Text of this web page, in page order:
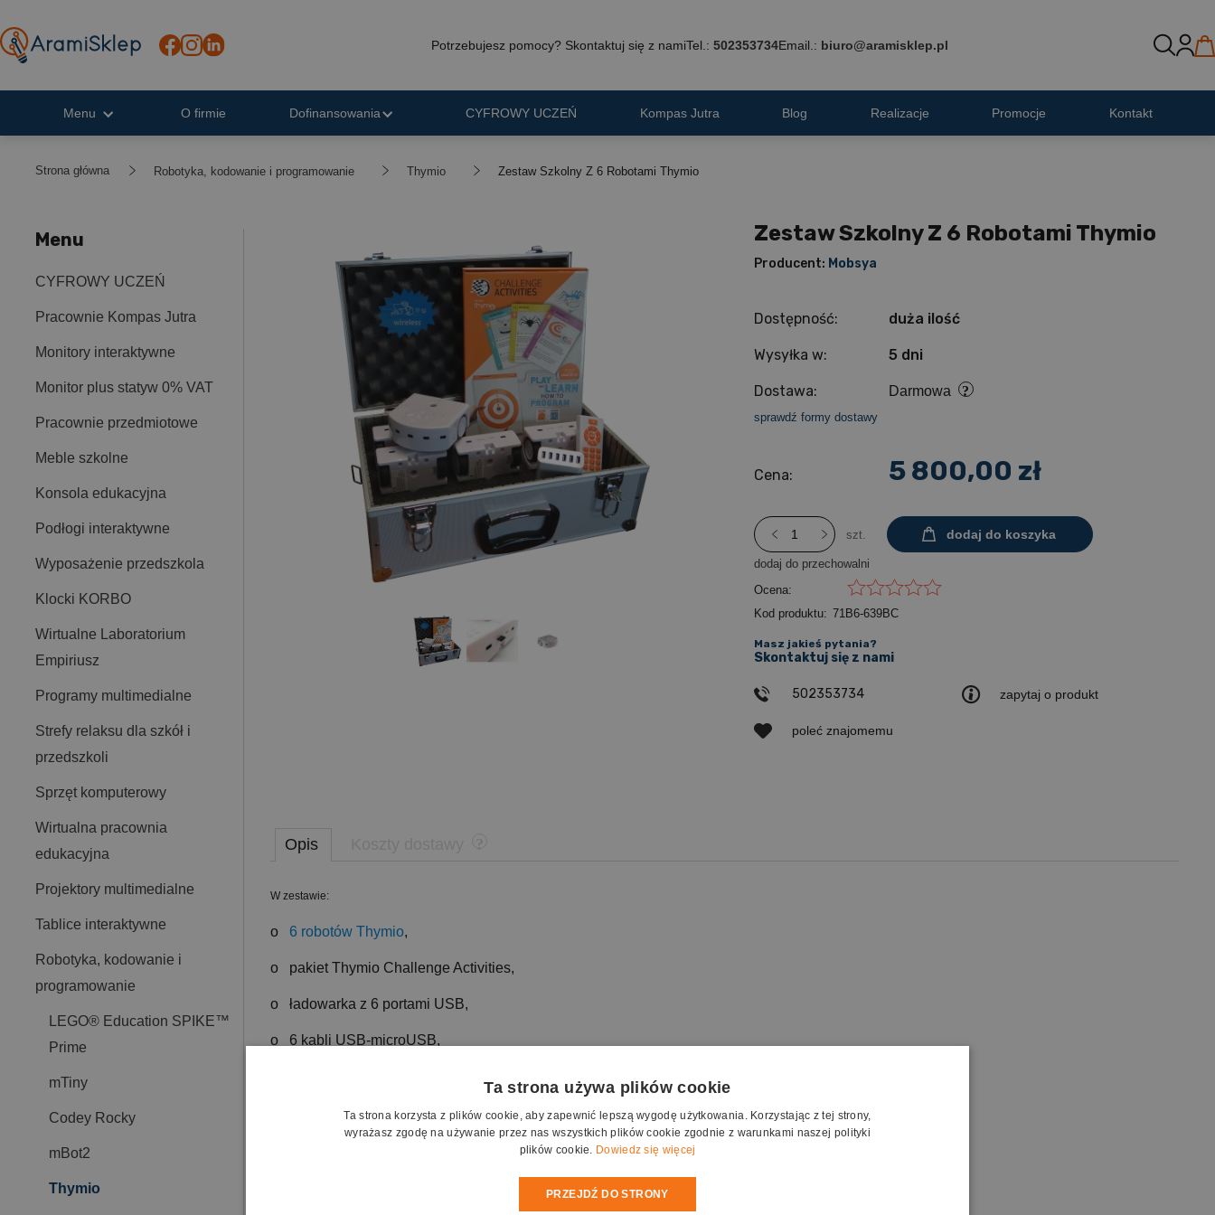
Potrzebujesz pomocy? Skontaktuj się z namiTel.: 502353734Email.: biuro@aramisklep.pl
Menu O firmie Dofinansowania CYFROWY UCZEŃ Kompas Jutra Blog Realizacje Promocje Kontakt
Strona główna Robotyka, kodowanie i programowanie Thymio Zestaw Szkolny Z 6 Robotami Thymio
Menu
CYFROWY UCZEŃ
Pracownie Kompas Jutra
Monitory interaktywne
Monitor plus statyw 0% VAT
Pracownie przedmiotowe
Meble szkolne
Konsola edukacyjna
Podłogi interaktywne
Wyposażenie przedszkola
Klocki KORBO
Wirtualne Laboratorium
Empiriusz
Programy multimedialne
Strefy relaksu dla szkół i
przedszkoli
Sprzęt komputerowy
Wirtualna pracownia
edukacyjna
Projektory multimedialne
Tablice interaktywne
Robotyka, kodowanie i
programowanie
LEGO® Education SPIKE™
Prime
mTiny
Codey Rocky
mBot2
Thymio
Zestaw Szkolny Z 6 Robotami Thymio
Producent: Mobsya
Dostępność: duża ilość
Wysyłka w: 5 dni
Dostawa: Darmowa
sprawdź formy dostawy
Cena: 5 800,00 zł
szt. dodaj do koszyka
dodaj do przechowalni
Ocena:
Kod produktu: 71B6-639BC
zapytaj o produkt
poleć znajomemu
Masz jakieś pytania?
Skontaktuj się z nami
502353734
Opis
W zestawie:
o 6 robotów Thymio,
o pakiet Thymio Challenge Activities,
o ładowarka z 6 portami USB,
o 6 kabli USB-microUSB,
o instrukcja obsługi.
Całość zapakowana w walizkę do przechowywania i transportu z paskiem i kluczykiem.
Ta strona używa plików cookie
Ta strona korzysta z plików cookie, aby zapewnić lepszą wygodę użytkowania. Korzystając z tej strony,
wyrażasz zgodę na używanie przez nas wszystkich plików cookie zgodnie z warunkami naszej polityki
plików cookie. Dowiedz się więcej
PRZEJDŹ DO STRONY